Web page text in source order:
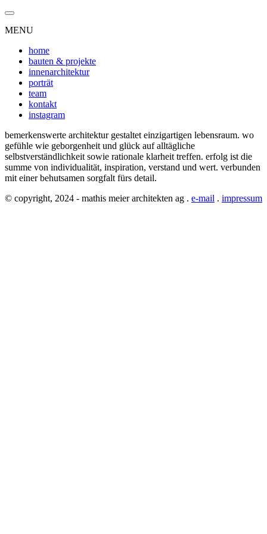
MENU
home
bauten & projekte
innenarchitektur
porträt
team
kontakt
instagram
bemerkenswerte architektur gestaltet einzigartigen lebensraum. wo
gefühle wie geborgenheit und glück auf alltägliche
selbstverständlichkeit sowie rationale klarheit treffen. erfolg ist die
summe von individualität, inspiration, verstand und wert. verbunden
mit einer behutsamen sorgfalt fürs detail.
© copyright, 2024 - mathis meier architekten ag . e-mail . impressum